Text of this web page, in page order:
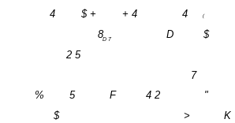
4
$ + + 4 4 (
8D 7 D $
2 5
7
%
5 F 4 2 "
$
> K